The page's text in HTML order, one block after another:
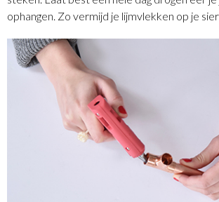
ophangen. Zo vermijd je lijmvlekken op je